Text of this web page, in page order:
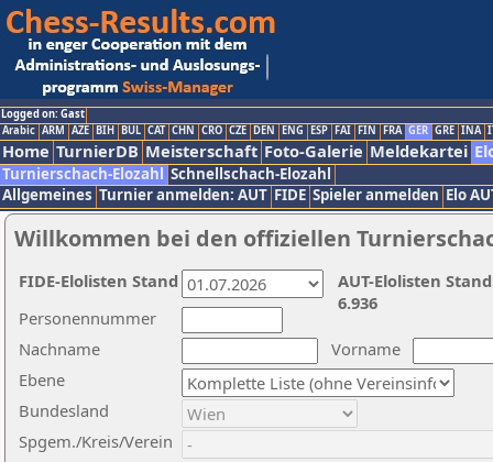
Logged on: Gast
Arabic ARM AZE BIH BUL CAT CHN CRO CZE DEN ENG ESP FAI FIN FRA GER GRE INA
Home TurnierDB Meisterschaft Foto-Galerie Meldekartei
Turnierschach-Elozahl Schnellschach-Elozahl
Allgemeines Turnier anmelden: AUT FIDE Spieler anmelden Elo
Willkommen bei den offiziellen
Nachname
Vorname
Ebene
Personennummer
Bundesland
Spgem./Kreis/Verein
AUT-Elolisten
6.936
FIDE-Elolisten Stand